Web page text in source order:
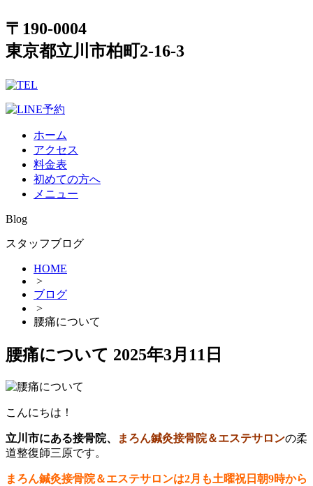
〒190-0004
東京都立川市柏町2-16-3
ホーム
アクセス
料金表
初めての方へ
メニュー
Blog
スタッフブログ
HOME
>
ブログ
>
腰痛について
腰痛について 2025年3月11日
こんにちは！
立川市にある接骨院、 まろん鍼灸接骨院＆エステサロンの柔
道整復師三原です。
まろん鍼灸接骨院＆エステサロンは2月も土曜祝日朝9時から